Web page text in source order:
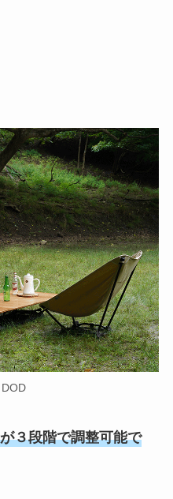
３段階で調整可能で